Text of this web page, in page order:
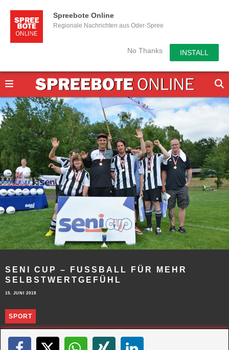
Spreebote Online
Regionale Nachrichten aus Oder-Spree
No Thanks INSTALL
SENI CUP – FUSSBALL FÜR MEHR S
ELBSTWERTGEFÜHL
15. JUNI 2018
SPORT